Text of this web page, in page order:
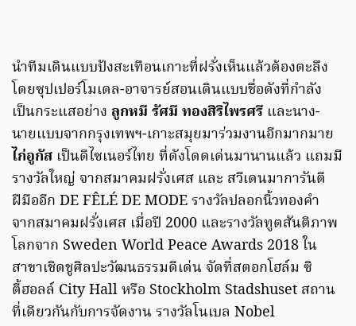
นำทีมเดินแบบปังสะเทือนเกาะที่ฝรั่งเห็นแล้วต้องตะลึง
โดยซุปเปอร์โมเดล-อาจารย์สอนเดินแบบชื่อดังที่กำลัง
เป็นกระแสอย่าง ลูกหมี รัศมี ทองสิริไพรศรี และนาง-
นายแบบจากกรุงเทพฯ-เกาะสมุยมาร่วมงานอีกมากมาย
ไก่อูกัส เป็นดีไซเนอร์ไทย ที่ดังโดดเด่นมานานแล้ว แถมมี
รางวัลใหญ่ จากสมาคมฝรั่งเศส และ สวีเดนมาการันตี
ฝีมืออีก DE FÊLÉ DE MODE รางวัลปลอกนิ้วทองคำ
จากสมาคมฝรั่งเศส เมื่อปี 2000 และรางวัลทูตสันติภาพ
โลกจาก Sweden World Peace Awards 2018 ใน
สาขาเชิดชูศิลปะวัฒนธรรมดีเด่น จัดที่สตอกโฮล์ม ซิ
ตี้ฮอลล์ City Hall หรือ Stockholm Stadshuset สถาน
ที่เดียวกันกับการจัดงาน รางวัลโนเบล Nobel